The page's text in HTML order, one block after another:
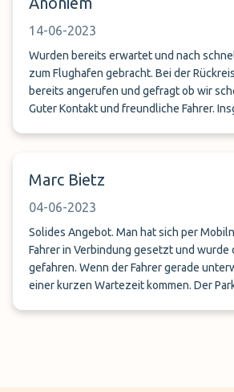
14-06-2023
Wurden bereits erwartet und nach
zum Flughafen gebracht. Bei der Rückreise wurden wir
bereits angerufen und gefragt ob wir
Guter Kontakt und freundliche Fahrer. Insgesamt eine sehr
Marc Bietz
04-06-2023
Solides Angebot. Man hat sich per
Fahrer in Verbindung gesetzt und wurde
gefahren. Wenn der Fahrer gerade
einer kurzen Wartezeit kommen. Der